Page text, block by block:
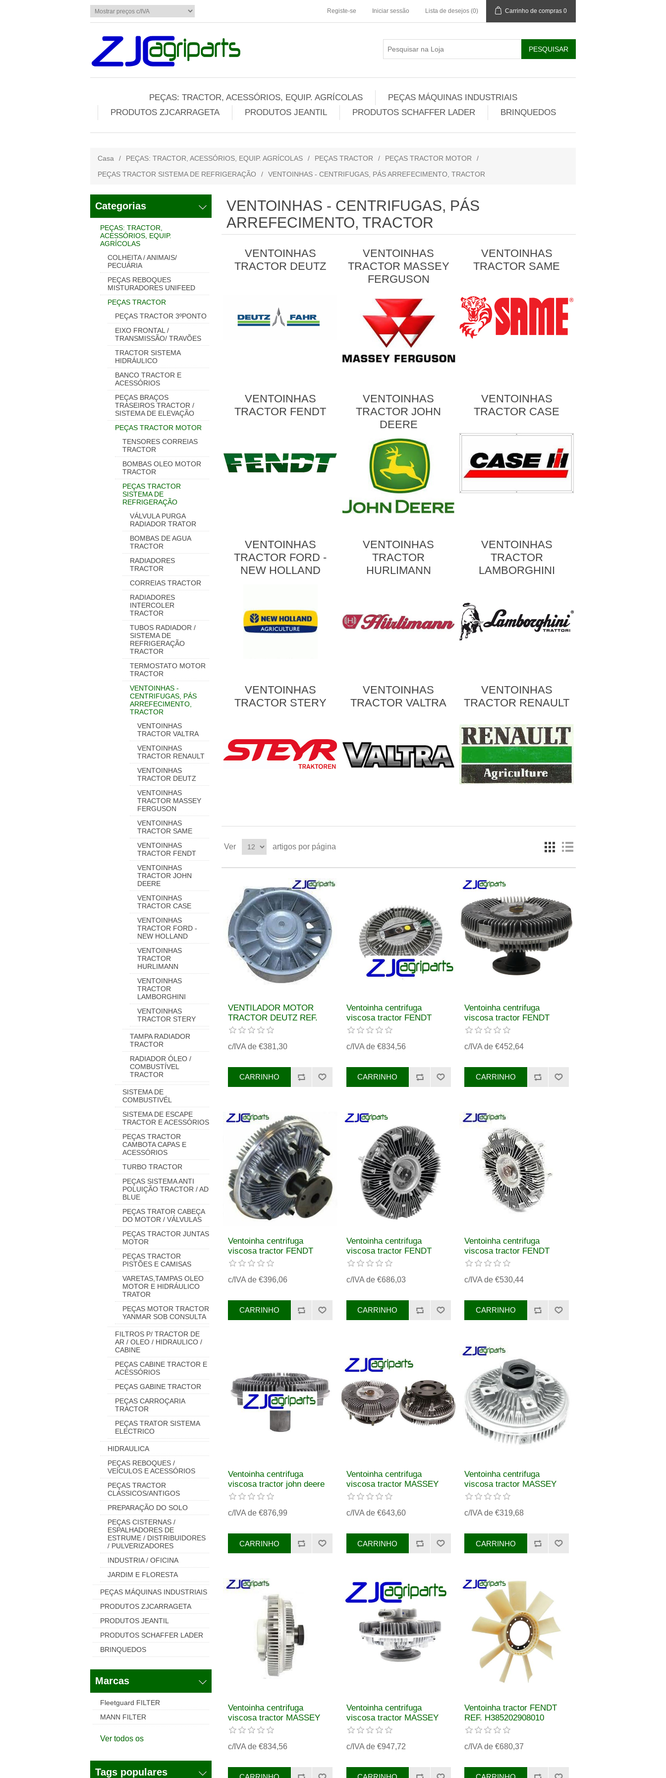
Registe-se Iniciar sessão Lista de desejos (0) Carrinho de compras 0
PEÇAS: TRACTOR, ACESSÓRIOS, EQUIP. AGRÍCOLAS
PEÇAS MÁQUINAS INDUSTRIAIS
PRODUTOS ZJCARRAGETA
PRODUTOS JEANTIL PRODUTOS SCHAFFER LADER BRINQUEDOS
Casa / PEÇAS: TRACTOR, ACESSÓRIOS, EQUIP. AGRÍCOLAS / PEÇAS TRACTOR / PEÇAS TRACTOR MOTOR
/
PEÇAS TRACTOR SISTEMA DE REFRIGERAÇÃO
/ VENTOINHAS - CENTRIFUGAS, PÁS ARREFECIMENTO, TRACTOR
Categorias
PEÇAS: TRACTOR,
ACESSÓRIOS, EQUIP.
AGRÍCOLAS
COLHEITA / ANIMAIS/
PECUÁRIA
PEÇAS REBOQUES
MISTURADORES UNIFEED
PEÇAS TRACTOR
PEÇAS TRACTOR 3ºPONTO
EIXO FRONTAL /
TRANSMISSÃO/ TRAVÕES
TRACTOR SISTEMA
HIDRÁULICO
BANCO TRACTOR E
ACESSÓRIOS
PEÇAS BRAÇOS
TRASEIROS TRACTOR /
SISTEMA DE ELEVAÇÃO
PEÇAS TRACTOR MOTOR
TENSORES CORREIAS
TRACTOR
BOMBAS OLEO MOTOR
TRACTOR
PEÇAS TRACTOR
SISTEMA DE
REFRIGERAÇÃO
VÁLVULA PURGA
RADIADOR TRATOR
BOMBAS DE AGUA
TRACTOR
RADIADORES
TRACTOR
CORREIAS TRACTOR
RADIADORES
INTERCOLER
TRACTOR
TUBOS RADIADOR /
SISTEMA DE
REFRIGERAÇÃO
TRACTOR
TERMOSTATO MOTOR
TRACTOR
VENTOINHAS -
CENTRIFUGAS, PÁS
ARREFECIMENTO,
TRACTOR
VENTOINHAS
TRACTOR VALTRA
VENTOINHAS
TRACTOR RENAULT
VENTOINHAS
TRACTOR DEUTZ
VENTOINHAS
TRACTOR MASSEY
FERGUSON
VENTOINHAS
TRACTOR SAME
VENTOINHAS
TRACTOR FENDT
VENTOINHAS
TRACTOR JOHN
DEERE
VENTOINHAS
TRACTOR CASE
VENTOINHAS
TRACTOR FORD -
NEW HOLLAND
VENTOINHAS
TRACTOR
HURLIMANN
VENTOINHAS
TRACTOR
LAMBORGHINI
VENTOINHAS
TRACTOR STERY
TAMPA RADIADOR
TRACTOR
RADIADOR ÓLEO /
COMBUSTÍVEL
TRACTOR
SISTEMA DE
COMBUSTIVÉL
SISTEMA DE ESCAPE
TRACTOR E ACESSÓRIOS
PEÇAS TRACTOR
CAMBOTA CAPAS E
ACESSÓRIOS
TURBO TRACTOR
PEÇAS SISTEMA ANTI
POLUIÇÃO TRACTOR / AD
BLUE
PEÇAS TRATOR CABEÇA
DO MOTOR / VÁLVULAS
PEÇAS TRACTOR JUNTAS
MOTOR
PEÇAS TRACTOR
PISTÕES E CAMISAS
VARETAS,TAMPAS OLEO
MOTOR E HIDRÁULICO
TRATOR
PEÇAS MOTOR TRACTOR
YANMAR SOB CONSULTA
FILTROS P/ TRACTOR DE
AR / OLEO / HIDRAULICO /
CABINE
PEÇAS CABINE TRACTOR E
ACESSÓRIOS
PEÇAS GABINE TRACTOR
PEÇAS CARROÇARIA
TRACTOR
PEÇAS TRATOR SISTEMA
ELECTRICO
HIDRAULICA
PEÇAS REBOQUES /
VEÍCULOS E ACESSÓRIOS
PEÇAS TRACTOR
CLASSICOS/ANTIGOS
PREPARAÇÃO DO SOLO
PEÇAS CISTERNAS /
ESPALHADORES DE
ESTRUME / DISTRIBUIDORES
/ PULVERIZADORES
INDUSTRIA / OFICINA
JARDIM E FLORESTA
PEÇAS MÁQUINAS INDUSTRIAIS
PRODUTOS ZJCARRAGETA
PRODUTOS JEANTIL
PRODUTOS SCHAFFER LADER
BRINQUEDOS
Marcas
Fleetguard FILTER
MANN FILTER
Ver todos os
Tags populares
VENTOINHAS - CENTRIFUGAS, PÁS
ARREFECIMENTO, TRACTOR
VENTOINHAS
TRACTOR DEUTZ
VENTOINHAS
TRACTOR MASSEY
FERGUSON
VENTOINHAS
TRACTOR SAME
VENTOINHAS
TRACTOR FENDT
VENTOINHAS
TRACTOR JOHN
DEERE
VENTOINHAS
TRACTOR CASE
VENTOINHAS
TRACTOR FORD -
NEW HOLLAND
VENTOINHAS
TRACTOR
HURLIMANN
VENTOINHAS
TRACTOR
LAMBORGHINI
VENTOINHAS
TRACTOR STERY
VENTOINHAS
TRACTOR VALTRA
VENTOINHAS
TRACTOR RENAULT
Ver artigos por página
VENTILADOR MOTOR
TRACTOR DEUTZ REF.
02235460
c/IVA de €381,30
Ventoinha centrifuga
viscosa tractor FENDT
REF. G117200040110
c/IVA de €834,56
Ventoinha centrifuga
viscosa tractor FENDT
REF. G339202040100
c/IVA de €452,64
Ventoinha centrifuga
viscosa tractor FENDT
REF. G718202040100
c/IVA de €396,06
Ventoinha centrifuga
viscosa tractor FENDT
REF. G926200040010
c/IVA de €686,03
Ventoinha centrifuga
viscosa tractor FENDT
REF.G916201040010
c/IVA de €530,44
Ventoinha centrifuga
viscosa tractor john deere
ref RE184071
c/IVA de €876,99
Ventoinha centrifuga
viscosa tractor MASSEY
FERGUSON REF.
c/IVA de €643,60
Ventoinha centrifuga
viscosa tractor MASSEY
FERGUSON REF.
c/IVA de €319,68
Ventoinha centrifuga
viscosa tractor MASSEY
FERGUSON
c/IVA de €834,56
Ventoinha centrifuga
viscosa tractor MASSEY
FERGUSON
c/IVA de €947,72
Ventoinha tractor FENDT
REF. H385202908010
74706233
c/IVA de €680,37